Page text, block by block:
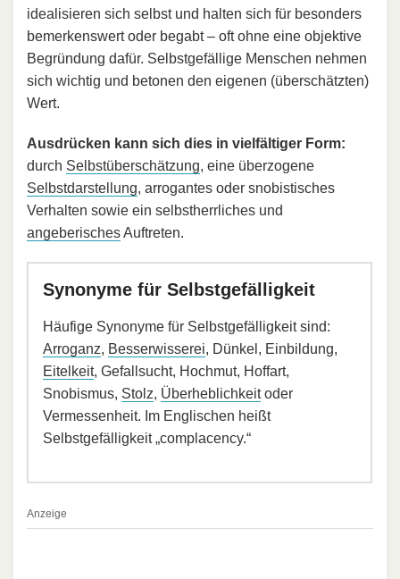
idealisieren sich selbst und halten sich für besonders
bemerkenswert oder begabt – oft ohne eine objektive
Begründung dafür. Selbstgefällige Menschen nehmen
sich wichtig und betonen den eigenen (überschätzten)
Wert.
Ausdrücken kann sich dies in vielfältiger Form:
durch Selbstüberschätzung, eine überzogene
Selbstdarstellung, arrogantes oder snobistisches
Verhalten sowie ein selbstherrliches und
angeberischesAuftreten.
Synonyme für Selbstgefälligkeit
Häufige Synonyme für Selbstgefälligkeit sind:
Arroganz, Besserwisserei, Dünkel, Einbildung,
Eitelkeit, Gefallsucht, Hochmut, Hoffart,
Snobismus, Stolz, Überheblichkeitoder
Vermessenheit. Im Englischen heißt
Selbstgefälligkeit „complacency.“
Anzeige